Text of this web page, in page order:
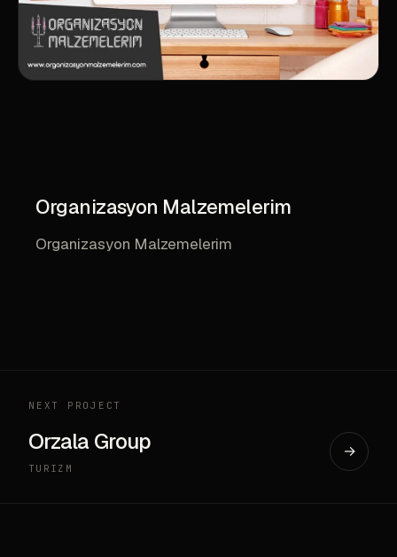
Organizasyon Malzemelerim
Organizasyon Malzemelerim
NEXT PROJECT
Orzala Group
TURIZM
→